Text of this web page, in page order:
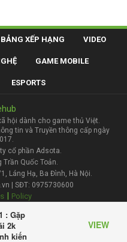
: Gặp
2k
kiến
VIEW
BẢNG XẾP HẠNG VIDEO
GAME MOBILE
ESPORTS
hội dành cho game thủ Việt.
tin và Truyền thông cấp ngày
cổ phần Adsota.
Trần Quốc Toản.
Láng Hạ, Ba Đình, Hà Nội.
| SĐT: 0975730600
| Policy
bài